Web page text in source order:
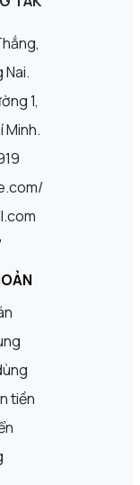
Nai.
1,
Minh.
tiền